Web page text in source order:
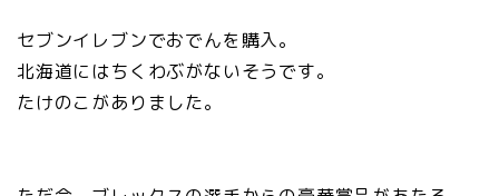
セブンイレブンでおでんを購入。
北海道にはちくわぶがないそうです。
たけのこがありました。